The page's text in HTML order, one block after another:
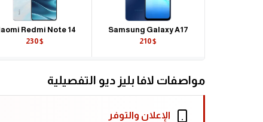
Samsung Galaxy A17
210$
Redmi Note 14
230$
مواصفات لافا بليز ديو التفصيلية
الإعلان والتوفر